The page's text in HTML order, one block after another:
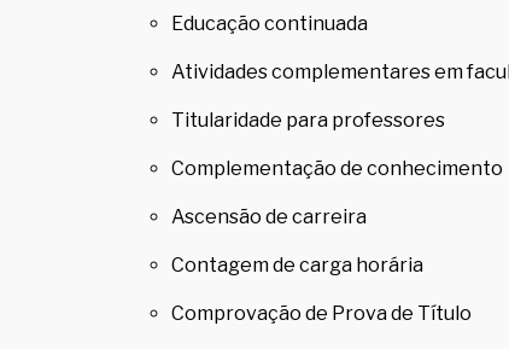
Educação continuada
Atividades complementares em
Titularidade para professores
Complementação de conhecimento
Ascensão de carreira
Contagem de carga horária
Comprovação de Prova de Título